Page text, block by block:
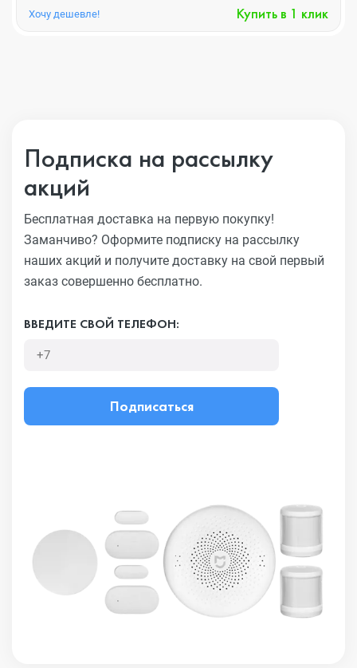
Хочу дешевле! Купить в 1 клик
Подписка на рассылку
акций
Бесплатная доставка на первую покупку!
Заманчиво? Оформите подписку на рассылку
наших акций и получите доставку на свой первый
заказ совершенно бесплатно.
ВВЕДИТЕ СВОЙ ТЕЛЕФОН:
Подписаться